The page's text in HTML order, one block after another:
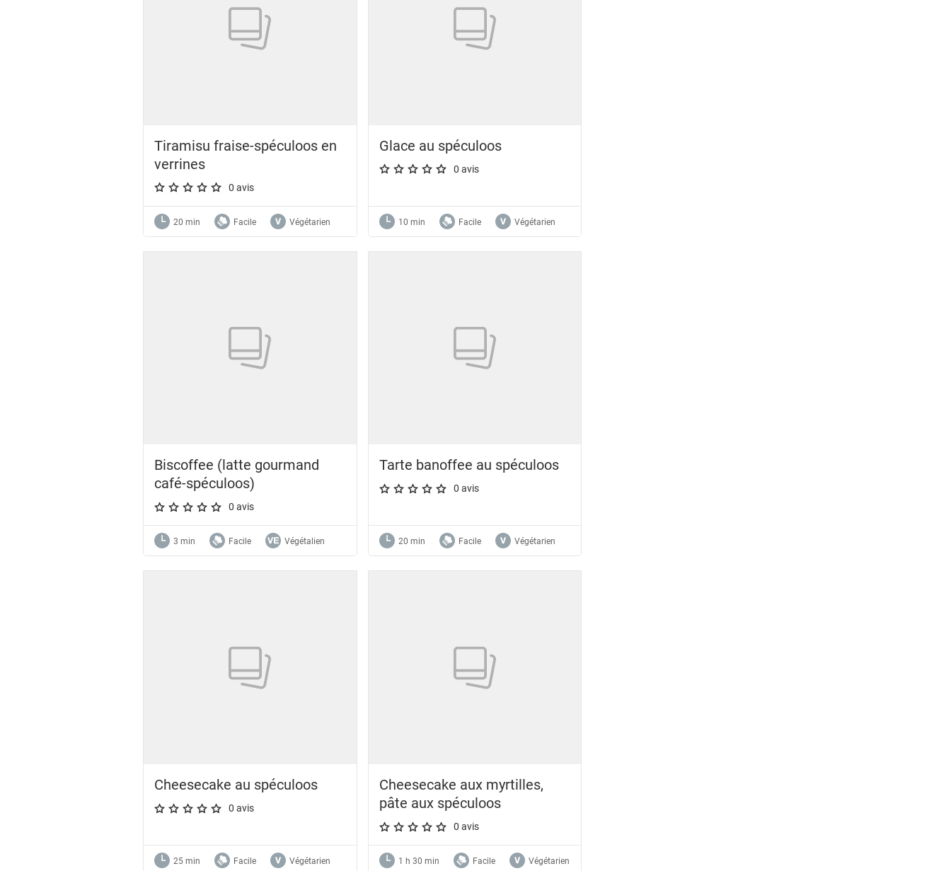
Tiramisu fraise-spéculoos en
verrines
A star rating of 0 out of 5.
0 avis
20 min Facile Végétarien
Glace au spéculoos
A star rating of 0 out of 5.
0 avis
10 min Facile Végétarien
Biscoffee (latte gourmand
café-spéculoos)
A star rating of 0 out of 5.
0 avis
3 min Facile Végétalien
Tarte banoffee au spéculoos
A star rating of 0 out of 5.
0 avis
20 min Facile Végétarien
Cheesecake au spéculoos
A star rating of 0 out of 5.
0 avis
25 min Facile Végétarien
Cheesecake aux myrtilles,
pâte aux spéculoos
A star rating of 0 out of 5.
0 avis
1 h 30 min Facile Végétarien